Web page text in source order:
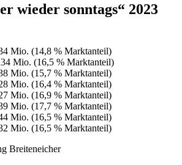
wieder sonntags“ 2023
Mio. (14,8 % Marktanteil)
Mio. (16,5 % Marktanteil)
Mio. (15,7 % Marktanteil)
Mio. (16,4 % Marktanteil)
Mio. (16,9 % Marktanteil)
Mio. (17,7 % Marktanteil)
Mio. (16,5 % Marktanteil)
Mio. (16,5 % Marktanteil)
Breiteneicher